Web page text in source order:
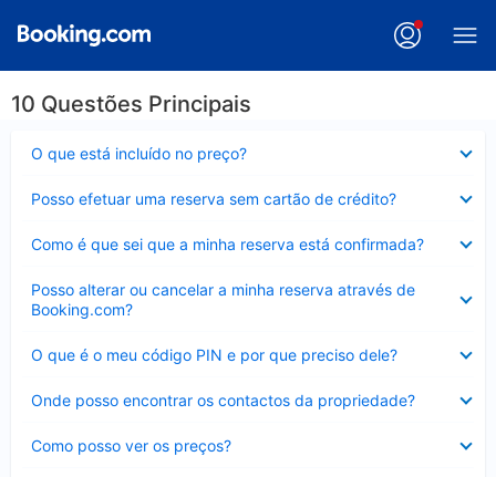
10 Questões Principais
O que está incluído no preço?
fechado
Posso efetuar uma reserva sem cartão de crédito?
fechado
Como é que sei que a minha reserva está confirmada?
fechado
Posso alterar ou cancelar a minha reserva através de
Booking.com?
fechado
O que é o meu código PIN e por que preciso dele?
fechado
Onde posso encontrar os contactos da propriedade?
fechado
Como posso ver os preços?
fechado